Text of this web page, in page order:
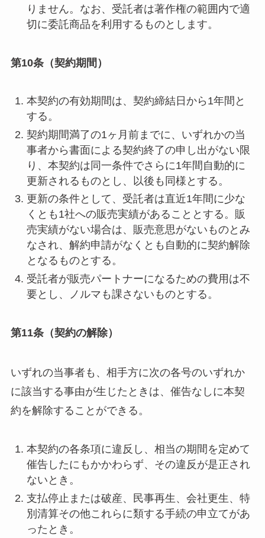
りません。なお、受託者は著作権の範囲内で適
切に委託商品を利用するものとします。
第10条（契約期間）
本契約の有効期間は、契約締結日から1年間と
する。
契約期間満了の1ヶ月前までに、いずれかの当
事者から書面による契約終了の申し出がない限
り、本契約は同一条件でさらに1年間自動的に
更新されるものとし、以後も同様とする。
更新の条件として、受託者は直近1年間に少な
くとも1社への販売実績があることとする。販
売実績がない場合は、販売意思がないものとみ
なされ、解約申請がなくとも自動的に契約解除
となるものとする。
受託者が販売パートナーになるための費用は不
要とし、ノルマも課さないものとする。
第11条（契約の解除）
いずれの当事者も、相手方に次の各号のいずれか
に該当する事由が生じたときは、催告なしに本契
約を解除することができる。
本契約の各条項に違反し、相当の期間を定めて
催告したにもかかわらず、その違反が是正され
ないとき。
支払停止または破産、民事再生、会社更生、特
別清算その他これらに類する手続の申立てがあ
ったとき。